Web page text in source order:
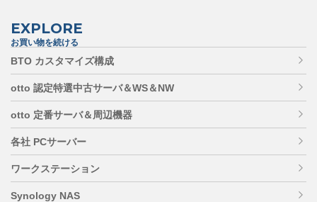
EXPLORE
お買い物を続ける
BTO カスタマイズ構成
otto 認定特選中古サーバ＆WS＆NW
otto 定番サーバ＆周辺機器
各社 PCサーバー
ワークステーション
Synology NAS